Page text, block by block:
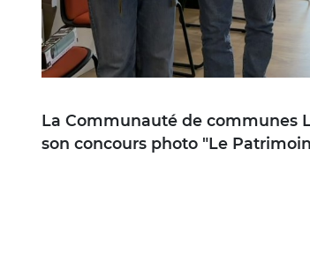
La Communauté de communes
son concours photo "Le